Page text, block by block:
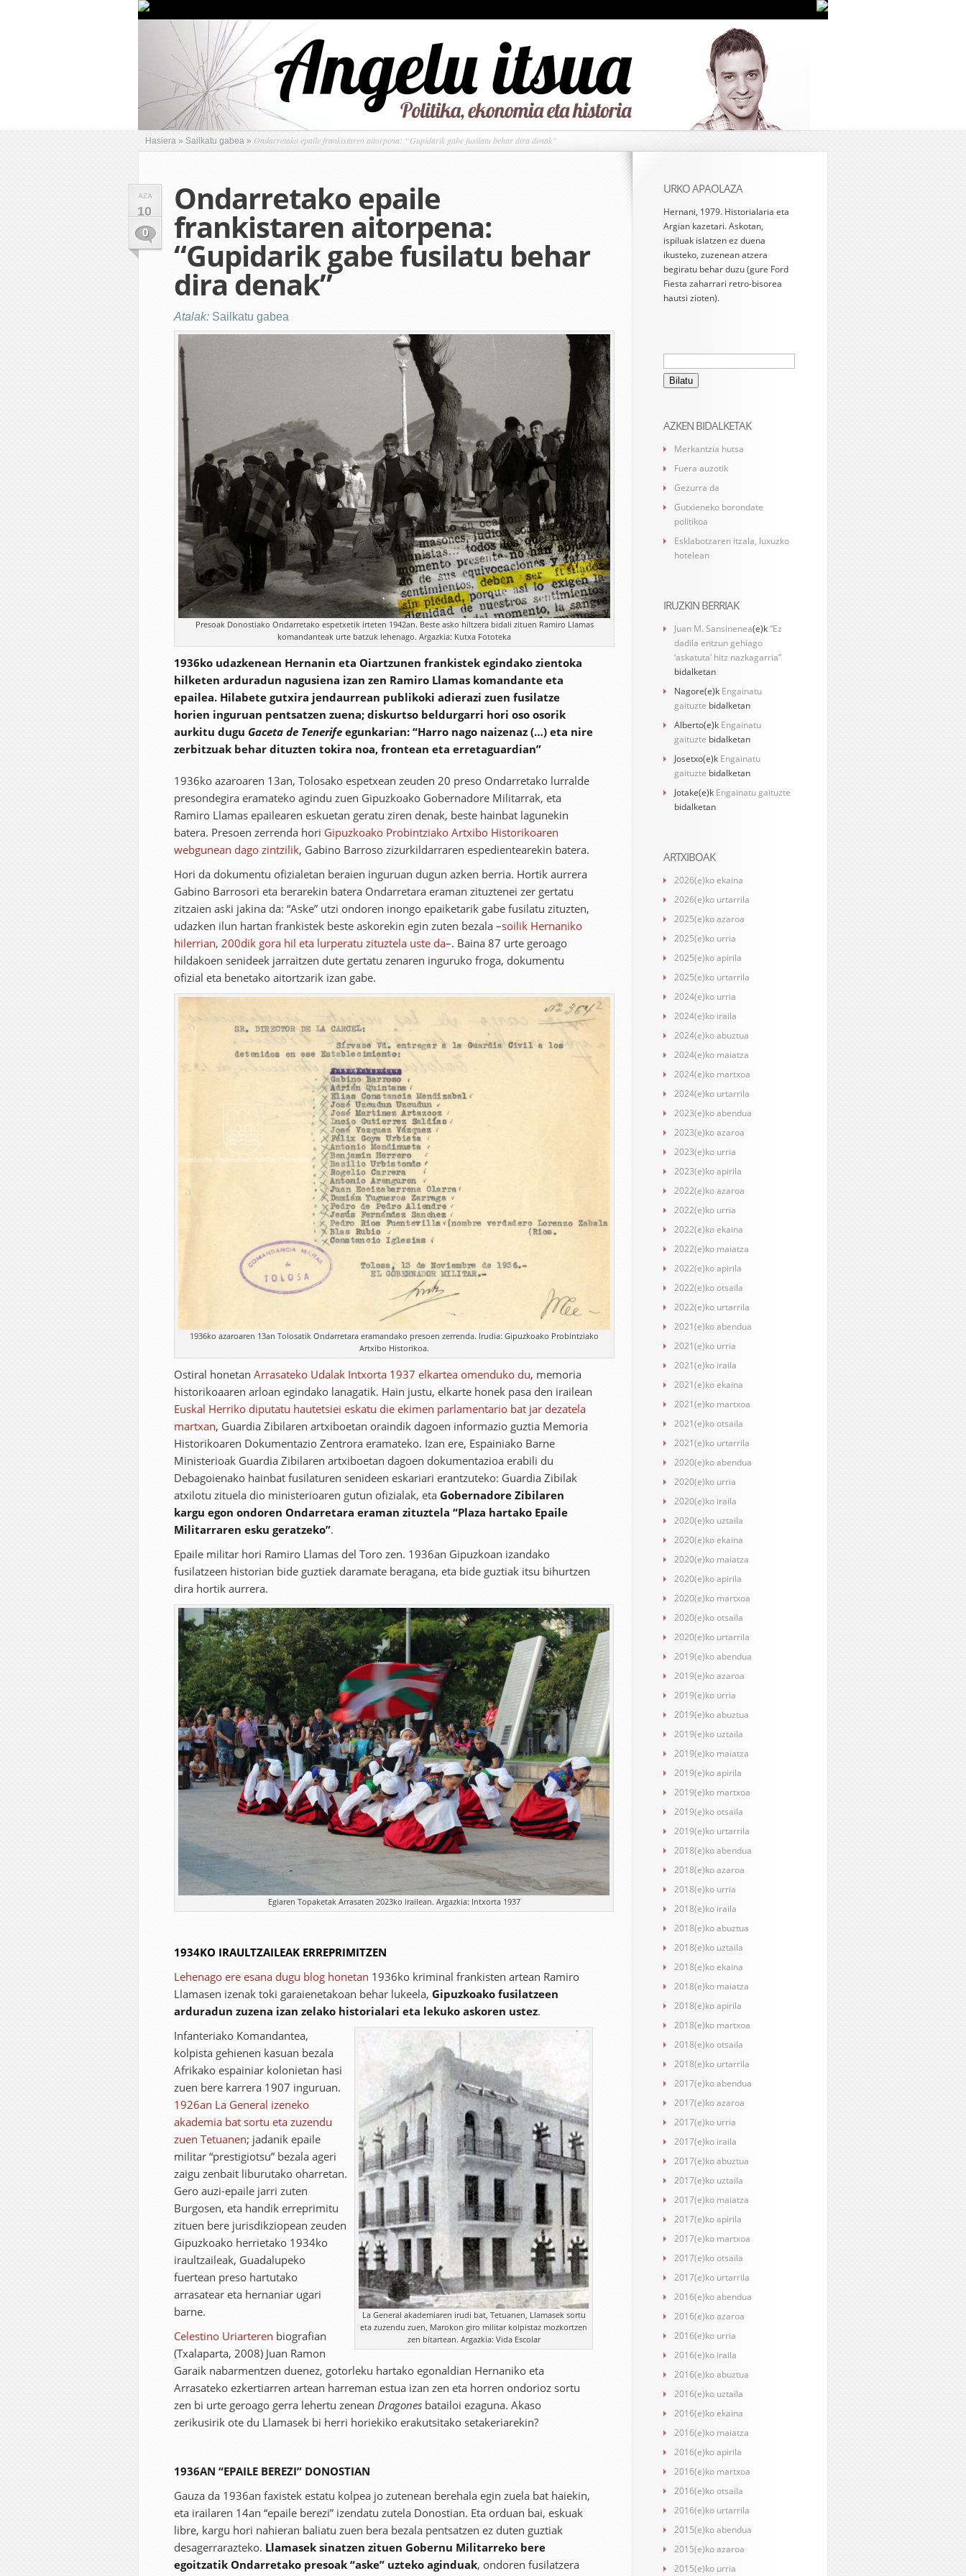
Hasiera » Sailkatu gabea » Ondarretako epaile frankistaren aitorpena: “Gupidarik gabe fusilatu behar dira denak”
AZA
10
0
Ondarretako epaile
frankistaren aitorpena:
“Gupidarik gabe fusilatu behar
dira denak”
Atalak: Sailkatu gabea
Presoak Donostiako Ondarretako espetxetik irteten 1942an. Beste asko hiltzera bidali zituen Ramiro Llamas
komandanteak urte batzuk lehenago. Argazkia: Kutxa Fototeka
1936ko udazkenean Hernanin eta Oiartzunen frankistek egindako zientoka
hilketen arduradun nagusiena izan zen Ramiro Llamas komandante eta
epailea. Hilabete gutxira jendaurrean publikoki adierazi zuen fusilatze
horien inguruan pentsatzen zuena; diskurtso beldurgarri hori oso osorik
aurkitu dugu Gaceta de Tenerife egunkarian: “Harro nago naizenaz (…) eta nire
zerbitzuak behar dituzten tokira noa, frontean eta erretaguardian”
1936ko azaroaren 13an, Tolosako espetxean zeuden 20 preso Ondarretako lurralde
presondegira eramateko agindu zuen Gipuzkoako Gobernadore Militarrak, eta
Ramiro Llamas epailearen eskuetan geratu ziren denak, beste hainbat lagunekin
batera. Presoen zerrenda hori Gipuzkoako Probintziako Artxibo Historikoaren
webgunean dago zintzilik, Gabino Barroso zizurkildarraren espedientearekin batera.
Hori da dokumentu ofizialetan beraien inguruan dugun azken berria. Hortik aurrera
Gabino Barrosori eta berarekin batera Ondarretara eraman zituztenei zer gertatu
zitzaien aski jakina da: “Aske” utzi ondoren inongo epaiketarik gabe fusilatu zituzten,
udazken ilun hartan frankistek beste askorekin egin zuten bezala –soilik Hernaniko
hilerrian, 200dik gora hil eta lurperatu zituztela uste da–. Baina 87 urte geroago
hildakoen senideek jarraitzen dute gertatu zenaren inguruko froga, dokumentu
ofizial eta benetako aitortzarik izan gabe.
1936ko azaroaren 13an Tolosatik Ondarretara eramandako presoen zerrenda. Irudia: Gipuzkoako Probintziako
Artxibo Historikoa.
Ostiral honetan Arrasateko Udalak Intxorta 1937 elkartea omenduko du, memoria
historikoaaren arloan egindako lanagatik. Hain justu, elkarte honek pasa den irailean
Euskal Herriko diputatu hautetsiei eskatu die ekimen parlamentario bat jar dezatela
martxan, Guardia Zibilaren artxiboetan oraindik dagoen informazio guztia Memoria
Historikoaren Dokumentazio Zentrora eramateko. Izan ere, Espainiako Barne
Ministerioak Guardia Zibilaren artxiboetan dagoen dokumentazioa erabili du
Debagoienako hainbat fusilaturen senideen eskariari erantzuteko: Guardia Zibilak
atxilotu zituela dio ministerioaren gutun ofizialak, eta Gobernadore Zibilaren
kargu egon ondoren Ondarretara eraman zituztela “Plaza hartako Epaile
Militarraren esku geratzeko”.
Epaile militar hori Ramiro Llamas del Toro zen. 1936an Gipuzkoan izandako
fusilatzeen historian bide guztiek daramate beragana, eta bide guztiak itsu bihurtzen
dira hortik aurrera.
Egiaren Topaketak Arrasaten 2023ko irailean. Argazkia: Intxorta 1937
1934KO IRAULTZAILEAK ERREPRIMITZEN
Lehenago ere esana dugu blog honetan 1936ko kriminal frankisten artean Ramiro
Llamasen izenak toki garaienetakoan behar lukeela, Gipuzkoako fusilatzeen
arduradun zuzena izan zelako historialari eta lekuko askoren ustez.
La General akademiaren irudi bat, Tetuanen, Llamasek sortu
eta zuzendu zuen, Marokon giro militar kolpistaz mozkortzen
zen bitartean. Argazkia: Vida Escolar
Infanteriako Komandantea,
kolpista gehienen kasuan bezala
Afrikako espainiar kolonietan hasi
zuen bere karrera 1907 inguruan.
1926an La General izeneko
akademia bat sortu eta zuzendu
zuen Tetuanen; jadanik epaile
militar “prestigiotsu” bezala ageri
zaigu zenbait liburutako oharretan.
Gero auzi-epaile jarri zuten
Burgosen, eta handik erreprimitu
zituen bere jurisdikziopean zeuden
Gipuzkoako herrietako 1934ko
iraultzaileak, Guadalupeko
fuertean preso hartutako
arrasatear eta hernaniar ugari
barne.
Celestino Uriarteren biografian
(Txalaparta, 2008) Juan Ramon
Garaik nabarmentzen duenez, gotorleku hartako egonaldian Hernaniko eta
Arrasateko ezkertiarren artean harreman estua izan zen eta horren ondorioz sortu
zen bi urte geroago gerra lehertu zenean Dragones batailoi ezaguna. Akaso
zerikusirik ote du Llamasek bi herri horiekiko erakutsitako setakeriarekin?
1936AN “EPAILE BEREZI” DONOSTIAN
Gauza da 1936an faxistek estatu kolpea jo zutenean berehala egin zuela bat haiekin,
eta irailaren 14an “epaile berezi” izendatu zutela Donostian. Eta orduan bai, eskuak
libre, kargu hori nahieran baliatu zuen bera bezala pentsatzen ez duten guztiak
desagerrarazteko. Llamasek sinatzen zituen Gobernu Militarreko bere
egoitzatik Ondarretako presoak “aske” uzteko aginduak, ondoren fusilatzera
URKO APAOLAZA
Hernani, 1979. Historialaria eta
Argian kazetari. Askotan,
ispiluak islatzen ez duena
ikusteko, zuzenean atzera
begiratu behar duzu (gure Ford
Fiesta zaharrari retro-bisorea
hautsi zioten).
Bilatu:
AZKEN BIDALKETAK
Merkantzia hutsa
Fuera auzotik
Gezurra da
Gutxieneko borondate
politikoa
Esklabotzaren itzala, luxuzko
hotelean
IRUZKIN BERRIAK
Juan M. Sansinenea(e)k“Ez
dadila entzun gehiago
‘askatuta’ hitz nazkagarria”
bidalketan
Nagore(e)k Engainatu
gaituzte bidalketan
Alberto(e)k Engainatu
gaituzte bidalketan
Josetxo(e)k Engainatu
gaituzte bidalketan
Jotake(e)k Engainatu gaituzte
bidalketan
ARTXIBOAK
2026(e)ko ekaina
2026(e)ko urtarrila
2025(e)ko azaroa
2025(e)ko urria
2025(e)ko apirila
2025(e)ko urtarrila
2024(e)ko urria
2024(e)ko iraila
2024(e)ko abuztua
2024(e)ko maiatza
2024(e)ko martxoa
2024(e)ko urtarrila
2023(e)ko abendua
2023(e)ko azaroa
2023(e)ko urria
2023(e)ko apirila
2022(e)ko azaroa
2022(e)ko urria
2022(e)ko ekaina
2022(e)ko maiatza
2022(e)ko apirila
2022(e)ko otsaila
2022(e)ko urtarrila
2021(e)ko abendua
2021(e)ko urria
2021(e)ko iraila
2021(e)ko ekaina
2021(e)ko martxoa
2021(e)ko otsaila
2021(e)ko urtarrila
2020(e)ko abendua
2020(e)ko urria
2020(e)ko iraila
2020(e)ko uztaila
2020(e)ko ekaina
2020(e)ko maiatza
2020(e)ko apirila
2020(e)ko martxoa
2020(e)ko otsaila
2020(e)ko urtarrila
2019(e)ko abendua
2019(e)ko azaroa
2019(e)ko urria
2019(e)ko abuztua
2019(e)ko uztaila
2019(e)ko maiatza
2019(e)ko apirila
2019(e)ko martxoa
2019(e)ko otsaila
2019(e)ko urtarrila
2018(e)ko abendua
2018(e)ko azaroa
2018(e)ko urria
2018(e)ko iraila
2018(e)ko abuztua
2018(e)ko uztaila
2018(e)ko ekaina
2018(e)ko maiatza
2018(e)ko apirila
2018(e)ko martxoa
2018(e)ko otsaila
2018(e)ko urtarrila
2017(e)ko abendua
2017(e)ko azaroa
2017(e)ko urria
2017(e)ko iraila
2017(e)ko abuztua
2017(e)ko uztaila
2017(e)ko maiatza
2017(e)ko apirila
2017(e)ko martxoa
2017(e)ko otsaila
2017(e)ko urtarrila
2016(e)ko abendua
2016(e)ko azaroa
2016(e)ko urria
2016(e)ko iraila
2016(e)ko abuztua
2016(e)ko uztaila
2016(e)ko ekaina
2016(e)ko maiatza
2016(e)ko apirila
2016(e)ko martxoa
2016(e)ko otsaila
2016(e)ko urtarrila
2015(e)ko abendua
2015(e)ko azaroa
2015(e)ko urria